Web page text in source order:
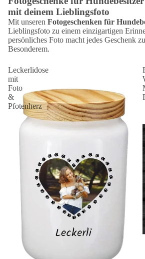
mit deinem Lieblingsfoto
Mit unseren Fotogeschenken für
Lieblingsfoto zu einem einzigartigen
persönliches Foto macht jedes Geschenk
Besonderem.
Leckerlidose
mit
Foto
&
Pfotenherz